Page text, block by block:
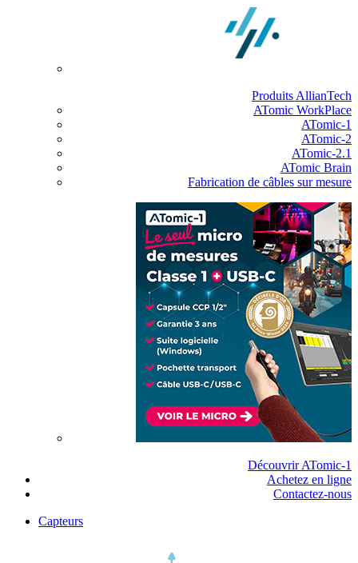
Produits AllianTech
ATomic WorkPlace
ATomic-1
ATomic-2
ATomic-2.1
ATomic Brain
Fabrication de câbles sur mesure
Découvrir ATomic-1
Achetez en ligne
Contactez-nous
Capteurs